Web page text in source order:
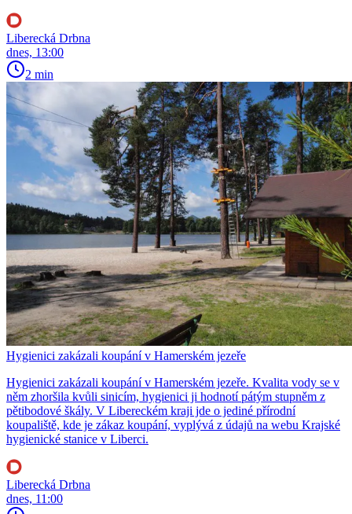
Liberecká Drbna
dnes, 13:00
2 min
Hygienici zakázali koupání v Hamerském jezeře
Hygienici zakázali koupání v Hamerském jezeře. Kvalita vody se v
něm zhoršila kvůli sinicím, hygienici ji hodnotí pátým stupněm z
pětibodové škály. V Libereckém kraji jde o jediné přírodní
koupaliště, kde je zákaz koupání, vyplývá z údajů na webu Krajské
hygienické stanice v Liberci.
Liberecká Drbna
dnes, 11:00